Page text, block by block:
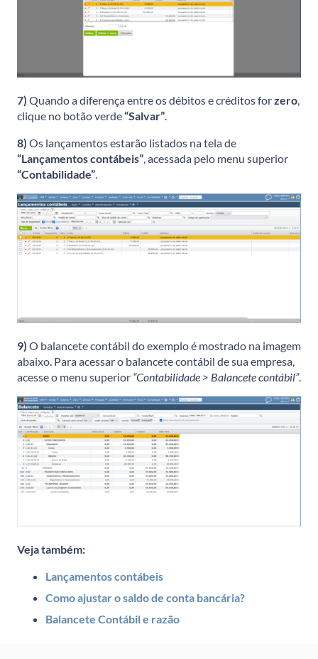
7) Quando a diferença entre os débitos e créditos forzero,
clique no botão verde“Salvar”.
8) Os lançamentos estarão listados na tela de
“Lançamentos contábeis”, acessada pelo menu superior
“Contabilidade”.
9) O balancete contábil do exemplo é mostrado na imagem
abaixo. Para acessar o balancete contábil de sua empresa,
acesse o menu superior “Contabilidade > Balancete contábil”.
Veja também:
Lançamentos contábeis
Como ajustar o saldo de conta bancária?
Balancete Contábil e razão